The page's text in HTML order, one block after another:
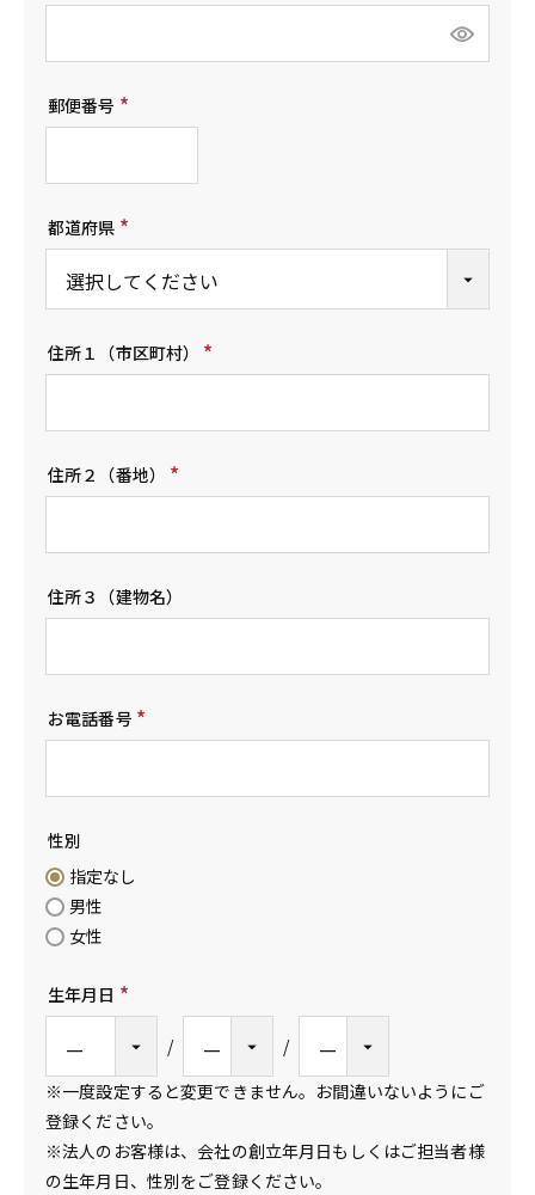
(
須
郵便番号
(
須
)
都道府県
(
必
須
)
住所１（市区町村）
(
須
住所２（番地）
(
須
)
住所３（建物名）
お電話番号
(
須
性別
指定なし
男性
女性
生年月日
(
必
須
)
※一度設定すると変更できません。お間違いないようにご
登録ください。
※法人のお客様は、会社の創立年月日もしくはご担当者様
の生年月日、性別をご登録ください。